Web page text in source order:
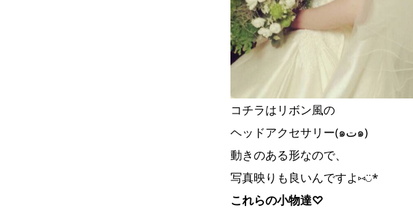
コチラはリボン風の
ヘッドアクセサリー(๑ت๑)
動きのある形なので、
写真映りも良いんですよ⑅◡̈*
これらの小物達♡